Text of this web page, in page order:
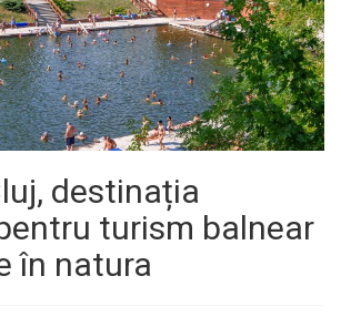
destinația
turism balnear
în natura